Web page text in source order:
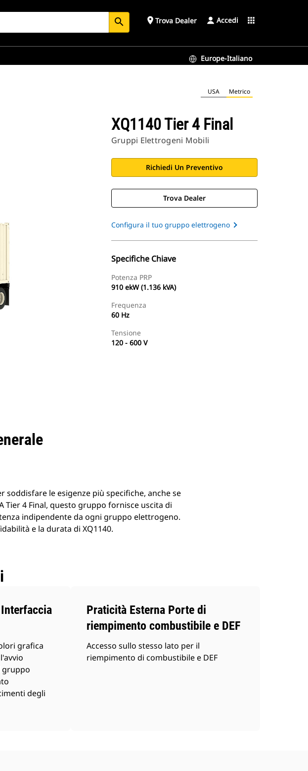
search place Trova Dealer Accedi apps
Europe-Italiano
USA Metrico
XQ1140 Tier 4 Final
Gruppi Elettrogeni Mobili
Richiedi Un Preventivo
Trova Dealer
Configura il tuo gruppo elettrogeno
Specifiche Chiave
Potenza PRP
910 ekW (1.136 kVA)
Frequenza
60 Hz
Tensione
120 - 600 V
le esigenze più specifiche, anche se
Tier 4 Final, questo gruppo fornisce uscita di
indipendente da ogni gruppo elettrogeno.
e la durata di XQ1140.
grafica
gruppo
degli
Praticità Esterna Porte di
riempimento combustibile e DEF
Accesso sullo stesso lato per il
riempimento di combustibile e DEF